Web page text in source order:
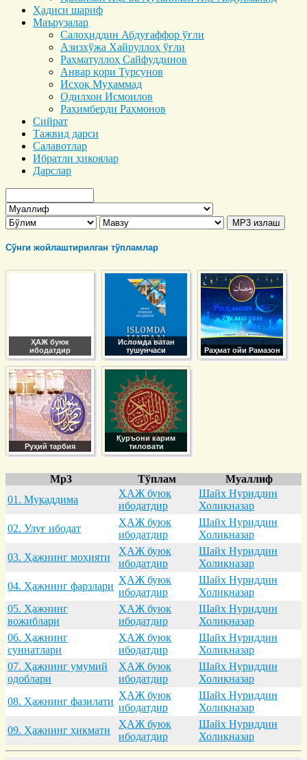
Ҳадиси шариф
Маърузалар
Салоҳиддин Абдуғаффор ўғли
Азизхўжа Хайруллоҳ ўғли
Раҳматуллоҳ Сайфуддинов
Анвар қори Турсунов
Исҳоқ Муҳаммад
Одилхон Исмоилов
Раҳимберди Раҳмонов
Сийрат
Тажвид дарси
Салавотлар
Ибратли ҳикоялар
Дарслар
Сўнги жойлаштирилган тўпламлар
ҲАЖ буюк
ибодатдир
Исломда ватан
тушунчаси
Раҳмат ойи Рамазон
Руҳий тарбия
Қуръони карим
тиловати
Mp3 Тўплам
Муаллиф
01. Муқaддимa
ҲАЖ буюк
ибодатдир
Шайх Нуриддин
Холиқназар
02. Улуғ ибодaт
ҲАЖ буюк
ибодатдир
Шайх Нуриддин
Холиқназар
03. Ҳaжнинг моҳияти
ҲАЖ буюк
ибодатдир
Шайх Нуриддин
Холиқназар
04. Ҳaжнинг фaрзлaри
ҲАЖ буюк
ибодатдир
Шайх Нуриддин
Холиқназар
05. Ҳaжнинг
вожиблaри
ҲАЖ буюк
ибодатдир
Шайх Нуриддин
Холиқназар
06. Ҳaжнинг
суннaтлaри
ҲАЖ буюк
ибодатдир
Шайх Нуриддин
Холиқназар
07. Ҳaжнинг умумий
одоблaри
ҲАЖ буюк
ибодатдир
Шайх Нуриддин
Холиқназар
08. Ҳaжнинг фaзилaти
ҲАЖ буюк
ибодатдир
Шайх Нуриддин
Холиқназар
09. Ҳaжнинг ҳикмaти
ҲАЖ буюк
ибодатдир
Шайх Нуриддин
Холиқназар